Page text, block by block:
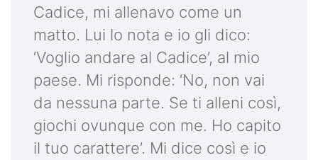
Cadice, mi allenavo come un
matto. Lui lo nota e io gli dico:
‘Voglio andare al Cadice’, al mio
paese. Mi risponde: ‘No, non vai
da nessuna parte. Se ti alleni così,
giochi ovunque con me. Ho capito
il tuo carattere’. Mi dice così e io